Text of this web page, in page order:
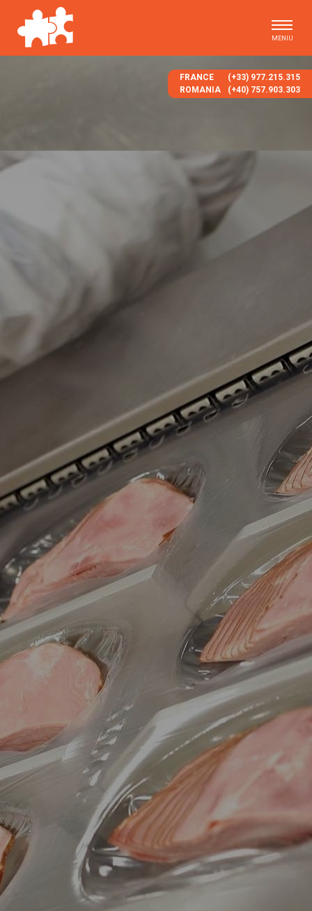
MENIU
FRANCE
(+33) 977.215.315
ROMANIA
(+40) 757.903.303